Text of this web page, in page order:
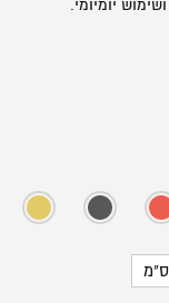
יומיומי.